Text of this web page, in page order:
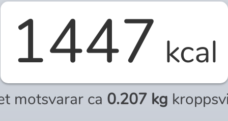
1447 kcal
motsvarar ca 0.207 kg